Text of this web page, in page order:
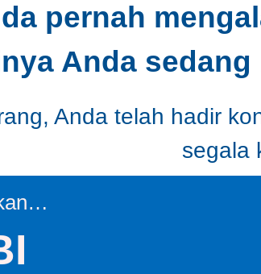
pernah
Anda
Anda telah hadir
segala